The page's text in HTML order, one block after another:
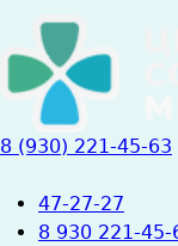
8 (930) 221-45-63
47-27-27
8 930 221-45-